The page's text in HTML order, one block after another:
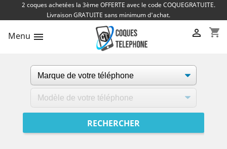
2 coques achetées la 3ème OFFERTE avec le code COQUEGRATUITE.
Livraison GRATUITE sans minimum d'achat.
Menu  shopping_cart
